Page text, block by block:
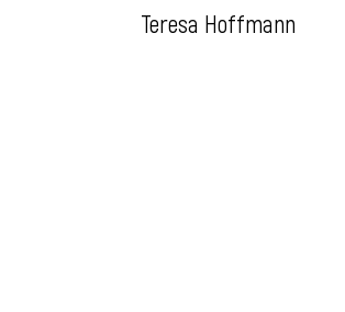
Teresa Hoffmann